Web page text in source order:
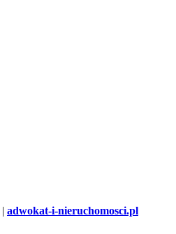
| adwokat-i-nieruchomosci.pl